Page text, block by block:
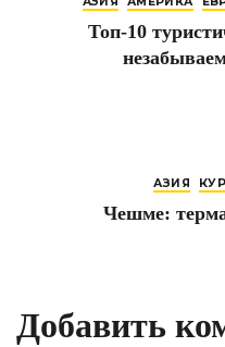
Топ-10
АЗИЯ
Чешме:
Добавить